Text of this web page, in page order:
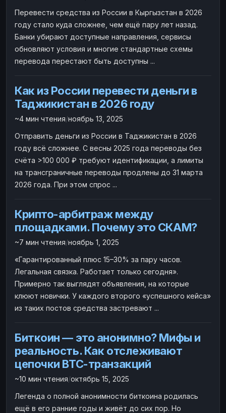
ДЕНЕЖНЫЕ ПЕРЕВОДЫ
ЗК USD
WU USD
ЗК
WU
НАЛИЧНЫЕ ДЕНЬГИ
Наличные USD
Наличные KZT
Наличные
Наличные
Перевести средства из России в Кыргызстан в 2026
году стало куда сложнее, чем ещё пару лет назад.
Банки убирают доступные направления, сервисы
обновляют условия и многие стандартные схемы
перевода перестают быть доступны ...
Как из России перевести деньги в
Таджикистан в 2026 году
~4 мин чтения/ноябрь 13, 2025
Отправить деньги из России в Таджикистан в 2026
году всё сложнее. С весны 2025 года переводы без
счёта >100 000 ₽ требуют идентификации, а лимиты
на трансграничные переводы продлены до 31 марта
2026 года. При этом спрос ...
Крипто-арбитраж между
площадками. Почему это СКАМ?
~7 мин чтения/ноябрь 1, 2025
«Гарантированный плюс 15–30% за пару часов.
Легальная связка. Работает только сегодня».
Примерно так выглядят объявления, на которые
клюют новички. У каждого второго «успешного кейса»
из таких постов средства застревают ...
Биткоин — это анонимно? Мифы и
реальность. Как отслеживают
цепочки BTC-транзакций
~10 мин чтения/октябрь 15, 2025
Легенда о полной анонимности биткоина родилась
ещё в его ранние годы и живёт до сих пор. Но